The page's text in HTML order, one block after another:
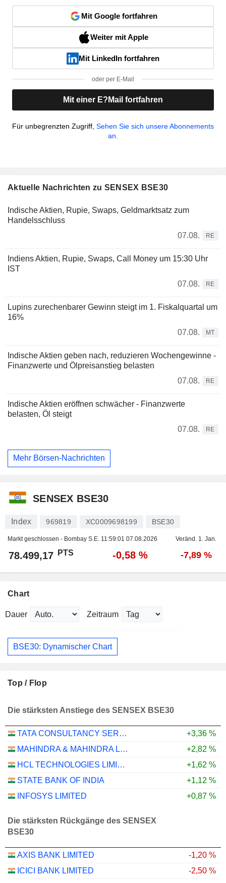
Mit Google fortfahren
Weiter mit Apple
Mit LinkedIn fortfahren
oder per E-Mail
Mit einer E?Mail fortfahren
Für unbegrenzten Zugriff, Sehen Sie sich unsere Abonnements
an.
Aktuelle Nachrichten zu SENSEX BSE30
Indische Aktien, Rupie, Swaps, Geldmarktsatz zum
Handelsschluss
07.08.
RE
Indiens Aktien, Rupie, Swaps, Call Money um 15:30 Uhr
IST
07.08.
RE
Lupins zurechenbarer Gewinn steigt im 1. Fiskalquartal um
16%
07.08.
MT
Indische Aktien geben nach, reduzieren Wochengewinne -
Finanzwerte und Ölpreisanstieg belasten
07.08.
RE
Indische Aktien eröffnen schwächer - Finanzwerte
belasten, Öl steigt
07.08.
RE
Mehr Börsen-Nachrichten
SENSEX BSE30
Index 969819 XC0009698199 BSE30
Markt geschlossen - Bombay S.E. 11:59:01 07.08.2026 Veränd. 1. Jan.
78.499,17 PTS -0,58 % -7,89 %
Chart
Dauer Zeitraum
BSE30: Dynamischer Chart
Top / Flop
Die stärksten Anstiege des SENSEX BSE30
TATA CONSULTANCY SERVICES LTD.
+3,36 %
MAHINDRA & MAHINDRA LIMITED
+2,82 %
HCL TECHNOLOGIES LIMITED
+1,62 %
STATE BANK OF INDIA
+1,12 %
INFOSYS LIMITED
+0,87 %
Die stärksten Rückgänge des SENSEX
BSE30
AXIS BANK LIMITED
-1,20 %
ICICI BANK LIMITED
-2,50 %